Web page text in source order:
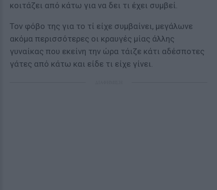
κοιτάζει από κάτω για να δει τι έχει συμβεί.
Τον φόβο της για το τί είχε συμβαίνει, μεγάλωνε
ακόμα περισσότερες οι κραυγές μίας άλλης
γυναίκας που εκείνη την ώρα τάιζε κάτι αδέσποτες
γάτες από κάτω και είδε τι είχε γίνει.